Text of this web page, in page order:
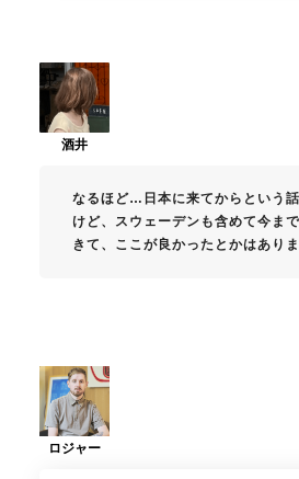
なるほど…日本に来てからという
けど、スウェーデンも含めて今ま
きて、ここが良かったとかはありま